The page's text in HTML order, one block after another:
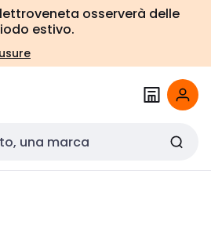
osserverà delle
estivo.